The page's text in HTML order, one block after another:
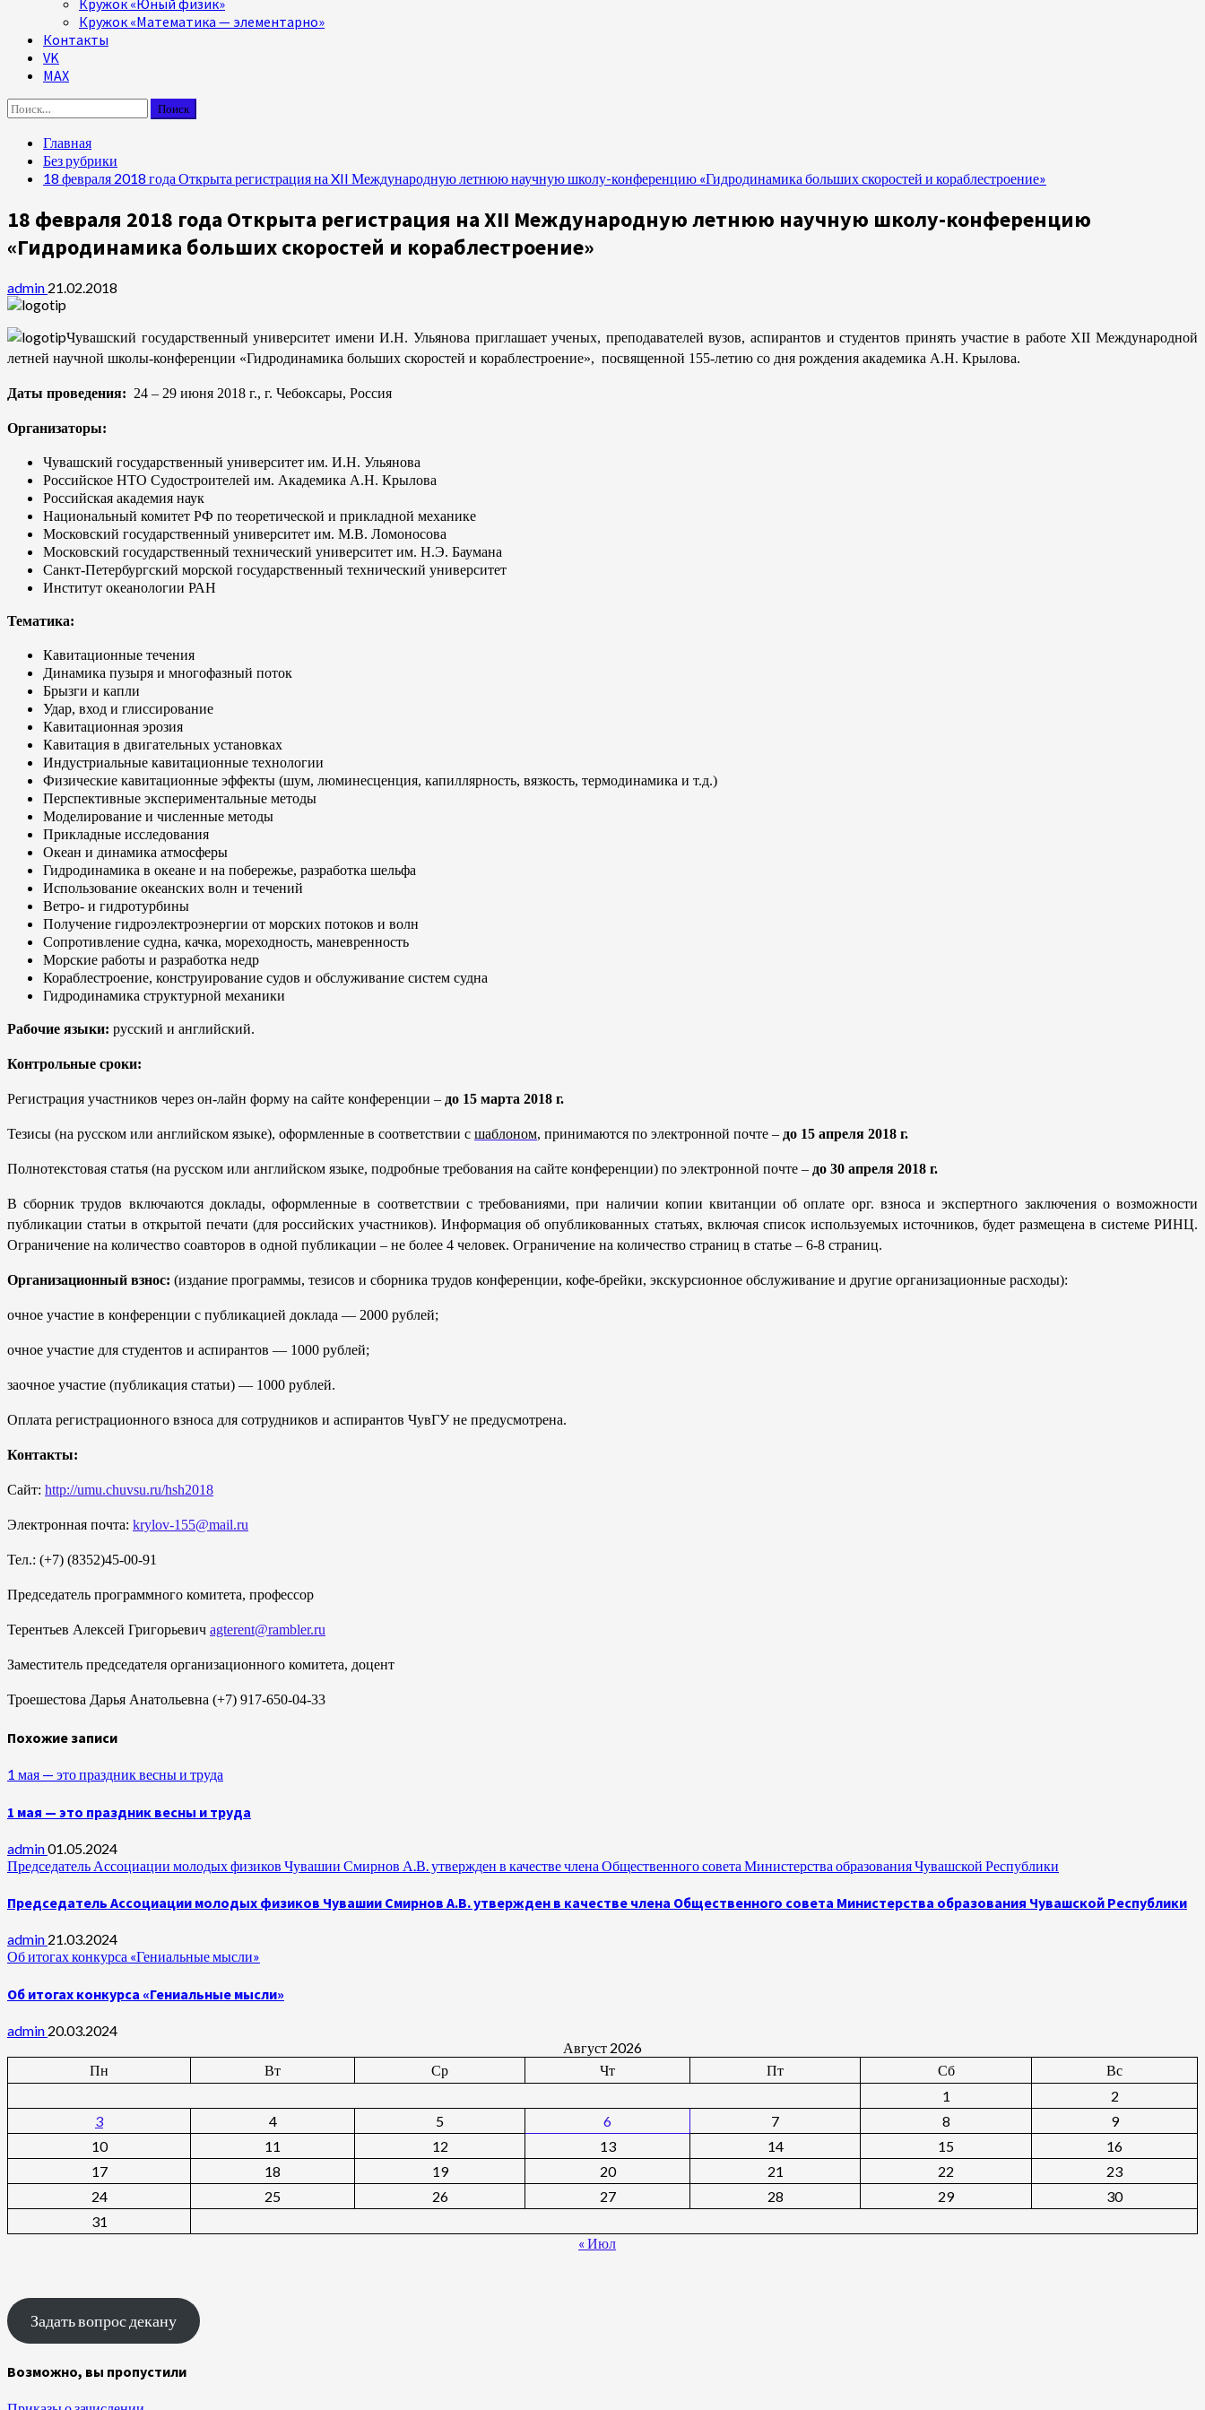
Кружок «Юный физик»
Кружок «Математика — элементарно»
Контакты
VK
MAX
Найти:
Главная
Без рубрики
18 февраля 2018 года Открыта регистрация на XII Международную летнюю научную школу-конференцию «Гидродинамика больших скоростей и кораблестроение»
18 февраля 2018 года Открыта регистрация на XII Международную летнюю научную школу-конференцию
«Гидродинамика больших скоростей и кораблестроение»
admin 21.02.2018
Чувашский государственный университет имени И.Н. Ульянова приглашает ученых, преподавателей вузов, аспирантов и студентов принять участие в работе XII Международной
летней научной школы-конференции «Гидродинамика больших скоростей и кораблестроение», посвященной 155-летию со дня рождения академика А.Н. Крылова.
Даты проведения: 24 – 29 июня 2018 г., г. Чебоксары, Россия
Организаторы:
Чувашский государственный университет им. И.Н. Ульянова
Российское НТО Судостроителей им. Академика А.Н. Крылова
Российская академия наук
Национальный комитет РФ по теоретической и прикладной механике
Московский государственный университет им. М.В. Ломоносова
Московский государственный технический университет им. Н.Э. Баумана
Санкт-Петербургский морской государственный технический университет
Институт океанологии РАН
Тематика:
Кавитационные течения
Динамика пузыря и многофазный поток
Брызги и капли
Удар, вход и глиссирование
Кавитационная эрозия
Кавитация в двигательных установках
Индустриальные кавитационные технологии
Физические кавитационные эффекты (шум, люминесценция, капиллярность, вязкость, термодинамика и т.д.)
Перспективные экспериментальные методы
Моделирование и численные методы
Прикладные исследования
Океан и динамика атмосферы
Гидродинамика в океане и на побережье, разработка шельфа
Использование океанских волн и течений
Ветро- и гидротурбины
Получение гидроэлектроэнергии от морских потоков и волн
Сопротивление судна, качка, мореходность, маневренность
Морские работы и разработка недр
Кораблестроение, конструирование судов и обслуживание систем судна
Гидродинамика структурной механики
Рабочие языки: русский и английский.
Контрольные сроки:
Регистрация участников через он-лайн форму на сайте конференции – до 15 марта 2018 г.
Тезисы (на русском или английском языке), оформленные в соответствии с шаблоном, принимаются по электронной почте – до 15 апреля 2018 г.
Полнотекстовая статья (на русском или английском языке, подробные требования на сайте конференции) по электронной почте – до 30 апреля 2018 г.
В сборник трудов включаются доклады, оформленные в соответствии с требованиями, при наличии копии квитанции об оплате орг. взноса и экспертного заключения о возможности
публикации статьи в открытой печати (для российских участников). Информация об опубликованных статьях, включая список используемых источников, будет размещена в системе РИНЦ.
Ограничение на количество соавторов в одной публикации – не более 4 человек. Ограничение на количество страниц в статье – 6-8 cтраниц.
Организационный взнос: (издание программы, тезисов и сборника трудов конференции, кофе-брейки, экскурсионное обслуживание и другие организационные расходы):
очное участие в конференции с публикацией доклада — 2000 рублей;
очное участие для студентов и аспирантов — 1000 рублей;
заочное участие (публикация статьи) — 1000 рублей.
Оплата регистрационного взноса для сотрудников и аспирантов ЧувГУ не предусмотрена.
Контакты:
Сайт: http://umu.chuvsu.ru/hsh2018
Электронная почта: krylov-155@mail.ru
Тел.: (+7) (8352)45-00-91
Председатель программного комитета, профессор
Терентьев Алексей Григорьевич agterent@rambler.ru
Заместитель председателя организационного комитета, доцент
Троешестова Дарья Анатольевна (+7) 917-650-04-33
Похожие записи
1 мая — это праздник весны и труда
1 мая — это праздник весны и труда
admin01.05.2024
Председатель Ассоциации молодых физиков Чувашии Смирнов А.В. утвержден в качестве члена Общественного совета Министерства образования Чувашской Республики
Председатель Ассоциации молодых физиков Чувашии Смирнов А.В. утвержден в качестве члена Общественного совета Министерства образования Чувашской Республики
admin 21.03.2024
Об итогах конкурса «Гениальные мысли»
Об итогах конкурса «Гениальные мысли»
admin 20.03.2024
Август 2026
Пн
Вт Ср Чт Пт Сб
Вс
1
2
3
4 5 6 7 8
9
10
11 12 13 14 15
16
17
18 19 20 21 22
23
24
25 26 27 28 29
30
31
« Июл
Задать вопрос декану
Возможно, вы пропустили